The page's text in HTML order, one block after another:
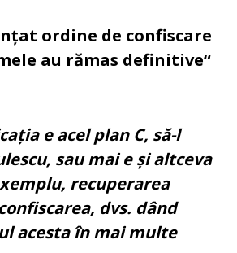
ordine de confiscare
au rămas definitive“
e acel plan C, să-l
sau mai e și altceva
recuperarea
dvs. dând
acesta în mai multe